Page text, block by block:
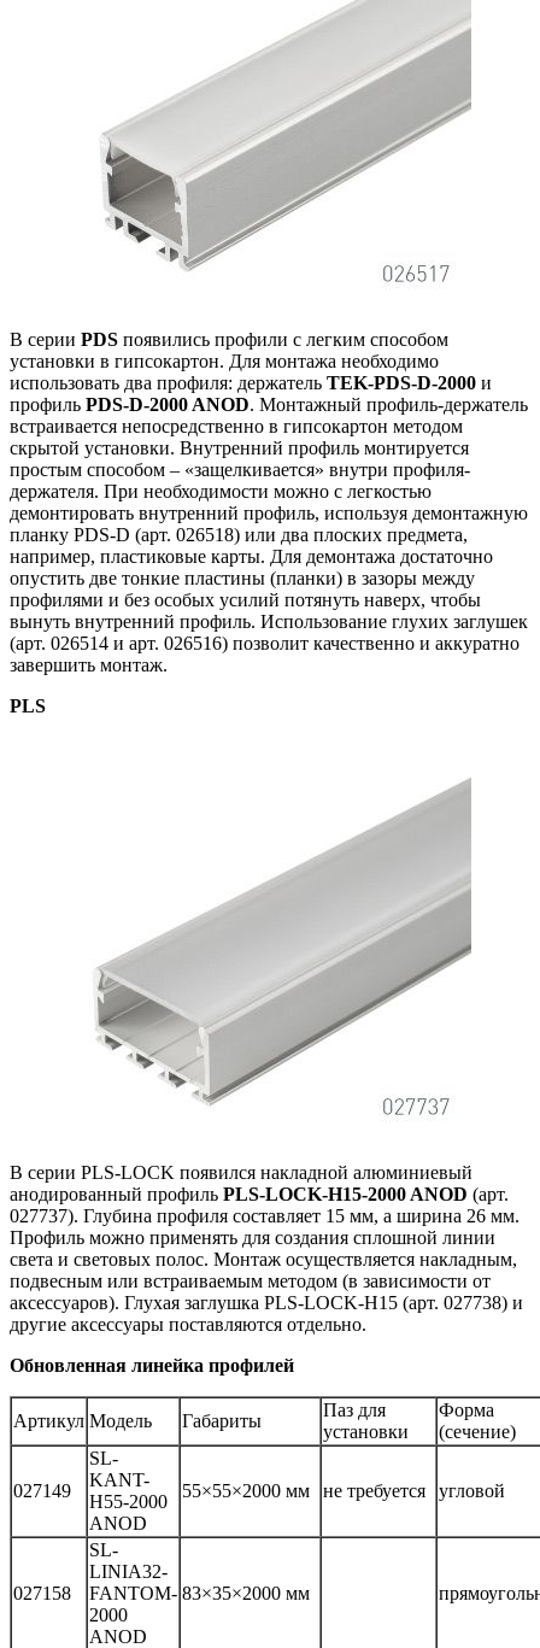
В серии PDS появились профили с легким способом
установки в гипсокартон. Для монтажа необходимо
использовать два профиля: держатель TEK-PDS-D-2000 и
профиль PDS-D-2000 ANOD. Монтажный профиль-держатель
встраивается непосредственно в гипсокартон методом
скрытой установки. Внутренний профиль монтируется
простым способом – «защелкивается» внутри профиля-
держателя. При необходимости можно с легкостью
демонтировать внутренний профиль, используя демонтажную
планку PDS-D (арт. 026518) или два плоских предмета,
например, пластиковые карты. Для демонтажа достаточно
опустить две тонкие пластины (планки) в зазоры между
профилями и без особых усилий потянуть наверх, чтобы
вынуть внутренний профиль. Использование глухих заглушек
(арт. 026514 и арт. 026516) позволит качественно и аккуратно
завершить монтаж.
PLS
В серии PLS-LOCK появился накладной алюминиевый
анодированный профиль PLS-LOCK-H15-2000 ANOD (арт.
027737). Глубина профиля составляет 15 мм, а ширина 26 мм.
Профиль можно применять для создания сплошной линии
света и световых полос. Монтаж осуществляется накладным,
подвесным или встраиваемым методом (в зависимости от
аксессуаров). Глухая заглушка PLS-LOCK-H15 (арт. 027738) и
другие аксессуары поставляются отдельно.
Обновленная линейка профилей
Артикул Модель Габариты
Паз для
установки
Форма
(сечение)
027149
SL-
KANT-
H55-2000
ANOD
55×55×2000 мм не требуется угловой
027158
SL-
LINIA32-
FANTOM-
2000
ANOD
83×35×2000 мм